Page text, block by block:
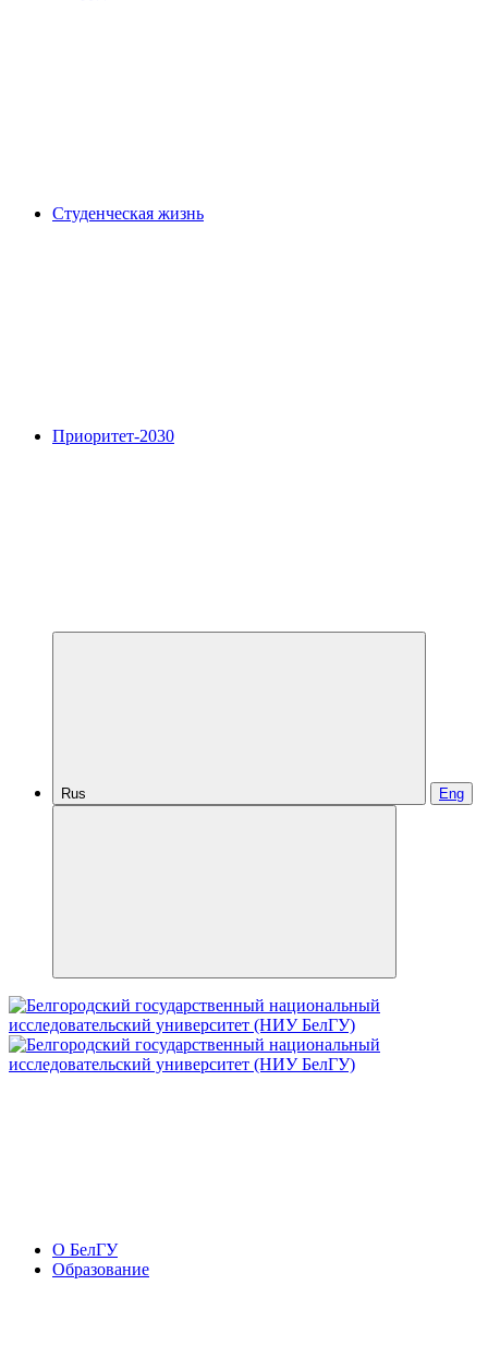
Студенческая жизнь
Приоритет-2030
Rus Eng
О БелГУ
Образование